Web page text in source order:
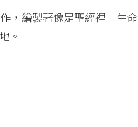
，繪製著像是聖經裡「生命
。